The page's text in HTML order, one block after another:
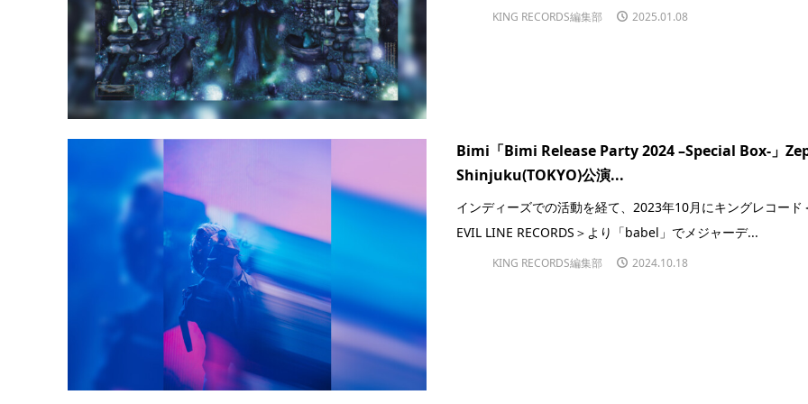
KING RECORDS編集部 2025.01.08
Bimi「Bimi Release Party 2024 –Special Box-」
Shinjuku(TOKYO)公演...
インディーズでの活動を経て、2023年10月にキングレコード
EVIL LINE RECORDS＞より「babel」でメジャーデ...
KING RECORDS編集部 2024.10.18